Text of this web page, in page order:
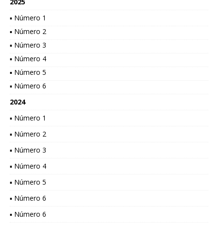
▪ Número 1
▪ Número 2
▪ Número 3
▪ Número 4
▪ Número 5
▪ Número 6
2024
▪ Número 1
▪ Número 2
▪ Número 3
▪ Número 4
▪ Número 5
▪ Número 6
▪ Número 6